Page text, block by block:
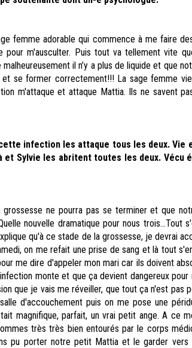
femme adorable qui commence à me faire
pour m'ausculter. Puis tout va tellement vite
il n’y a plus de liquide et que
se former correctement!!! La sage femme
m'attaque et attaque Mattia. Ils ne savent
infection les attaque tous les deux. Vie
Sylvie les abritent toutes les deux. Vécu
grossesse ne pourra pas se terminer et que
nouvelle dramatique pour nous trois...Tout
qu'à ce stade de la grossesse, je devrai
on me refait une prise de sang et là tout
me dire d'appeler mon mari car ils doivent
monte et que ça devient dangereux pour
que je vais me réveiller, que tout ça n'est pas
d'accouchement puis on me pose une
magnifique, parfait, un vrai petit ange. A ce
très très bien entourés par le corps
pu porter notre petit Mattia et le garder vers